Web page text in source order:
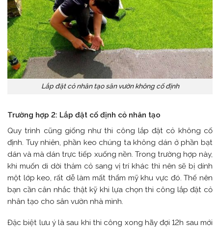
Lắp đặt cỏ nhân tạo sân vườn không cố định
Trường hợp 2: Lắp đặt cố định cỏ nhân tạo
Quy trình cũng giống như thi công lắp đặt cỏ không cố
định. Tuy nhiên, phần keo chúng ta không dán ở phần bạt
dán và mà dán trực tiếp xuống nền. Trong trường hợp này,
khi muốn di dời thảm cỏ sang vị trí khác thì nên sẽ bị dính
một lớp keo, rất dễ làm mất thẩm mỹ khu vực đó. Thế nên
bạn cần cân nhắc thật kỹ khi lựa chọn thi công lắp đặt cỏ
nhân tạo cho sân vườn nhà mình.
Đặc biệt lưu ý là sau khi thi công xong hãy đợi 12h sau mới